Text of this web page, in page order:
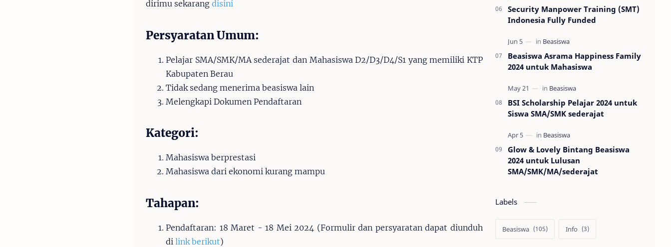
dirimu sekarang disini
Persyaratan Umum:
Pelajar SMA/SMK/MA sederajat dan Mahasiswa D2/D3/D4/S1 yang memiliki KTP
Kabupaten Berau
Tidak sedang menerima beasiswa lain
Melengkapi Dokumen Pendaftaran
Kategori:
Mahasiswa berprestasi
Mahasiswa dari ekonomi kurang mampu
Tahapan:
Pendaftaran: 18 Maret - 18 Mei 2024 (Formulir dan persyaratan dapat diunduh
di link berikut)
Security Manpower Training (SMT)
Indonesia Fully Funded
Beasiswa Asrama Happiness Family
2024 untuk Mahasiswa
BSI Scholarship Pelajar 2024 untuk
Siswa SMA/SMK sederajat
Glow & Lovely Bintang Beasiswa
2024 untuk Lulusan
SMA/SMK/MA/sederajat
Labels
Beasiswa Info